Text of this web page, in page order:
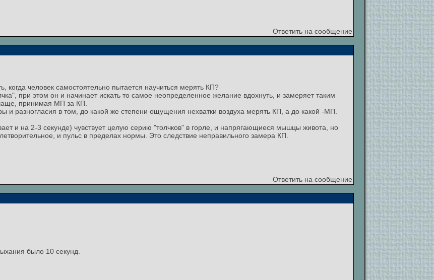
Ответить на сообщение
когда человек самостоятельно пытается научиться мерять КП?
при этом он и начинает искать то самое неопределенное желание вдохнуть, и замеряет таким
принимая МП за КП.
и разногласия в том, до какой же степени ощущения нехватки воздуха мерять КП, а до какой -МП.
и на 2-3 секунде) чувствует целую серию "толчков" в горле, и напрягающиеся мышцы живота, но
и пульс в пределах нормы. Это следствие неправильного замера КП.
Ответить на сообщение
было 10 секунд.